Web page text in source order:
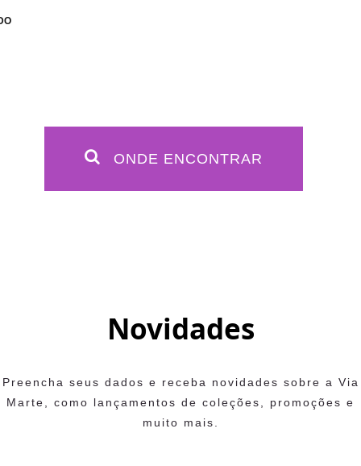
ONDE ENCONTRAR
Novidades
Preencha seus dados e receba novidades sobre a Via
Marte, como lançamentos de coleções, promoções e
muito mais.